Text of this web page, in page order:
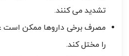
تشدید می کنند.
مصرف برخی داروها ممکن است
را مختل کند.